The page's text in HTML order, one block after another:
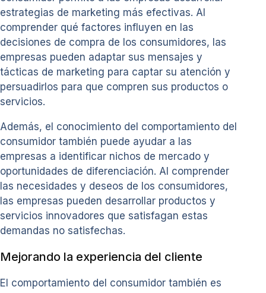
estrategias de marketing más efectivas. Al
comprender qué factores influyen en las
decisiones de compra de los consumidores, las
empresas pueden adaptar sus mensajes y
tácticas de marketing para captar su atención y
persuadirlos para que compren sus productos o
servicios.
Además, el conocimiento del comportamiento del
consumidor también puede ayudar a las
empresas a identificar nichos de mercado y
oportunidades de diferenciación. Al comprender
las necesidades y deseos de los consumidores,
las empresas pueden desarrollar productos y
servicios innovadores que satisfagan estas
demandas no satisfechas.
Mejorando la experiencia del cliente
El comportamiento del consumidor también es